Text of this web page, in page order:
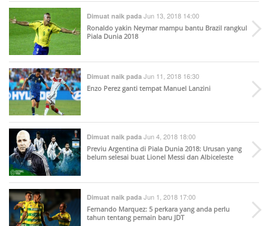
Dimuat naik pada Jun 13, 2018 14:00
Ronaldo yakin Neymar mampu bantu Brazil rangkul
Piala Dunia 2018
Dimuat naik pada Jun 11, 2018 16:30
Enzo Perez ganti tempat Manuel Lanzini
Dimuat naik pada Jun 4, 2018 18:00
Previu Argentina di Piala Dunia 2018: Urusan yang
belum selesai buat Lionel Messi dan Albiceleste
Dimuat naik pada Jun 1, 2018 17:00
Fernando Marquez: 5 perkara yang anda perlu
tahun tentang pemain baru JDT